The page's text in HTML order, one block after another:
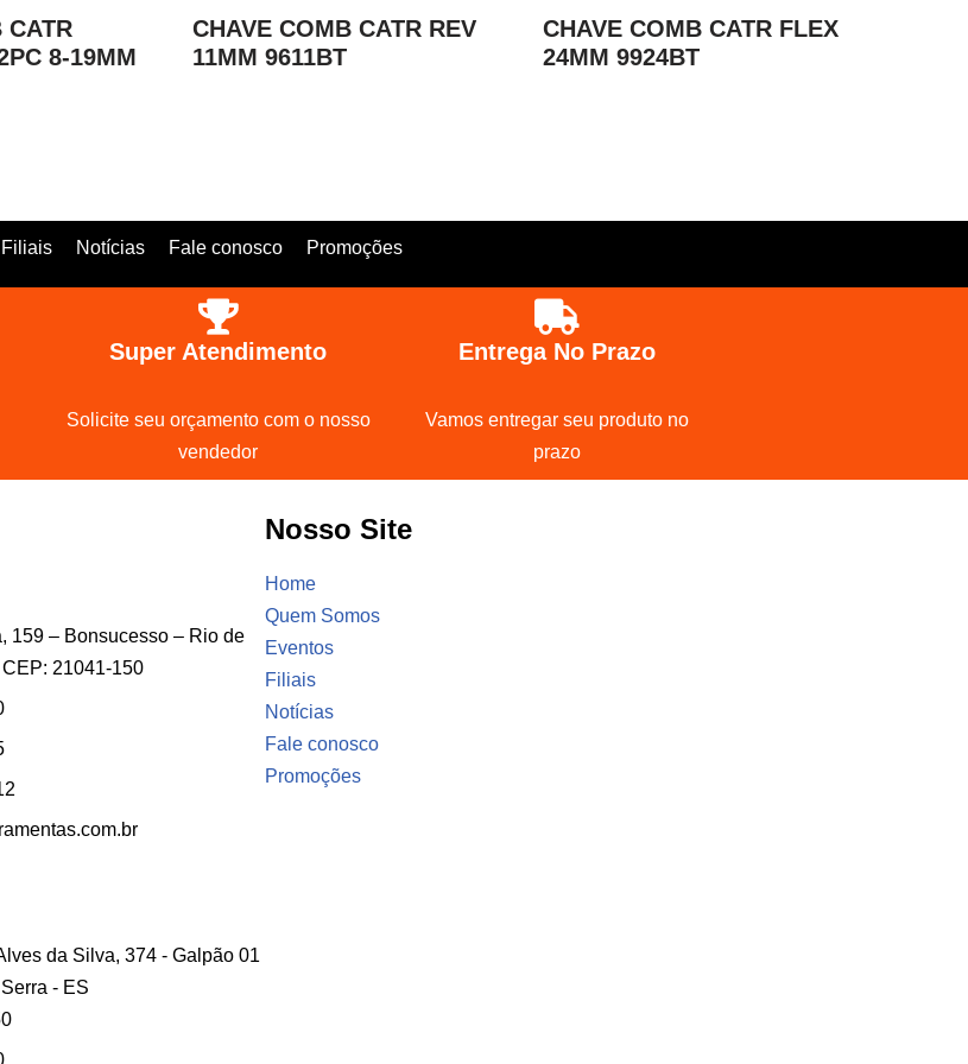
CATR
8-19MM
CHAVE COMB CATR REV
11MM 9611BT
CHAVE COMB CATR FLEX
24MM 9924BT
Filiais Notícias Fale conosco Promoções
Super Atendimento
Solicite seu orçamento com o nosso
vendedor
Entrega No Prazo
Vamos entregar seu produto no
prazo
159 – Bonsucesso – Rio de
21041-150
da Silva, 374 - Galpão 01
- ES
Nosso Site
Home
Quem Somos
Eventos
Filiais
Notícias
Fale conosco
Promoções